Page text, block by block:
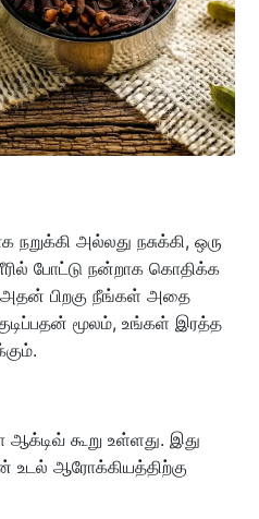
அல்லது நசுக்கி, ஒரு
போட்டு நன்றாக கொதிக்க
அதன் பிறகு நீங்கள் அதை
மூலம், உங்கள் இரத்த
கூறு உள்ளது. இது
உடல் ஆரோக்கியத்திற்கு